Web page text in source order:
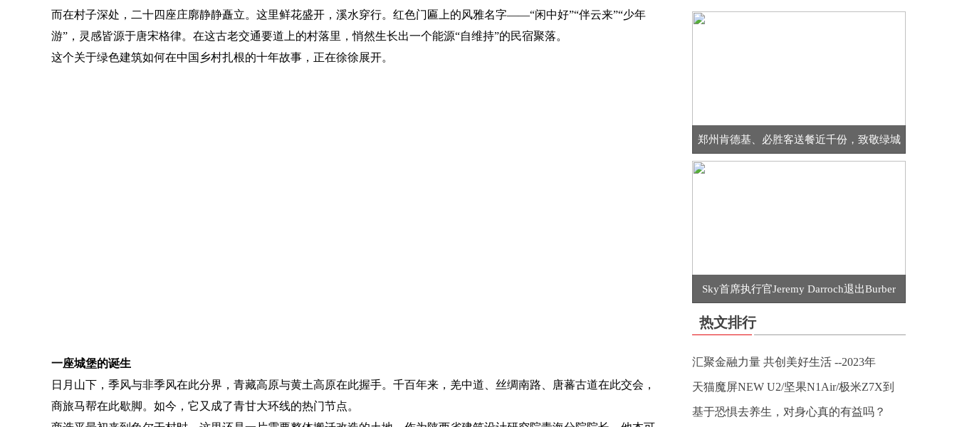
而在村子深处，二十四座庄廓静静矗立。这里鲜花盛开，溪水穿行。红色门匾上的风雅名字——“闲中好”“伴云来”“少年
游”，灵感皆源于唐宋格律。在这古老交通要道上的村落里，悄然生长出一个能源“自维持”的民宿聚落。
这个关于绿色建筑如何在中国乡村扎根的十年故事，正在徐徐展开。
一座城堡的诞生
日月山下，季风与非季风在此分界，青藏高原与黄土高原在此握手。千百年来，羌中道、丝绸南路、唐蕃古道在此交会，
商旅马帮在此歇脚。如今，它又成了青甘大环线的热门节点。
郑州肯德基、必胜客送餐近千份，致敬绿城
Sky首席执行官Jeremy Darroch退出Burber
热文排行
汇聚金融力量 共创美好生活 --2023年
天猫魔屏NEW U2/坚果N1Air/极米Z7X到
基于恐惧去养生，对身心真的有益吗？